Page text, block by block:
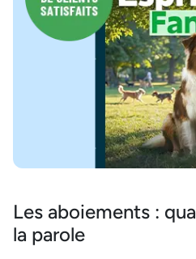
Les aboiements :
la parole